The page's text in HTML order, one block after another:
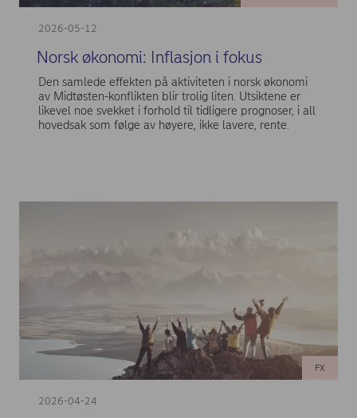
2026-05-12
Norsk økonomi: Inflasjon i fokus
Den samlede effekten på aktiviteten i norsk økonomi
av Midtøsten-konflikten blir trolig liten. Utsiktene er
likevel noe svekket i forhold til tidligere prognoser, i all
hovedsak som følge av høyere, ikke lavere, rente.
2026-04-24
FX